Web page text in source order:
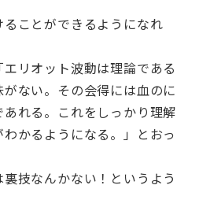
ことができるようになれ
リオット波動は理論である
ない。その会得には血のに
れる。これをしっかり理解
かるようになる。」とおっ
技なんかない！というよう